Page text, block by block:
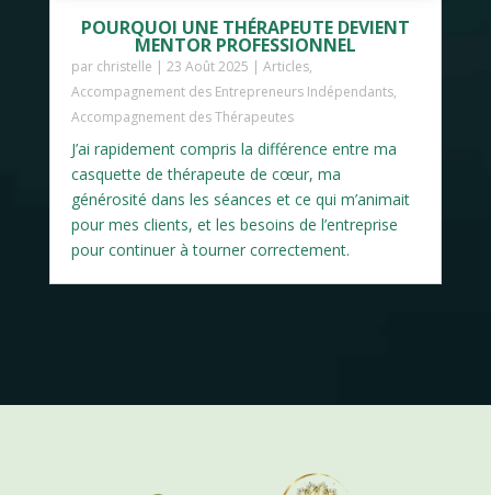
POURQUOI UNE THÉRAPEUTE DEVIENT
MENTOR PROFESSIONNEL
par christelle | 23 Août 2025 | Articles,
Accompagnement des Entrepreneurs Indépendants,
Accompagnement des Thérapeutes
J’ai rapidement compris la différence entre ma
casquette de thérapeute de cœur, ma
générosité dans les séances et ce qui m’animait
pour mes clients, et les besoins de l’entreprise
pour continuer à tourner correctement.